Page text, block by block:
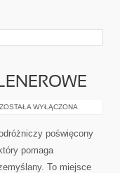
JARMARKI,
IMPREZY
ZOSTAŁA WYŁĄCZONA
poświęcony
pomaga
To miejsce